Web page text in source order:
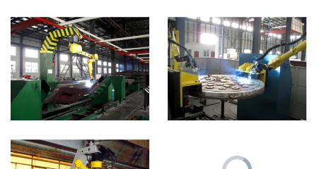
机车枕横梁机器人焊接工作站